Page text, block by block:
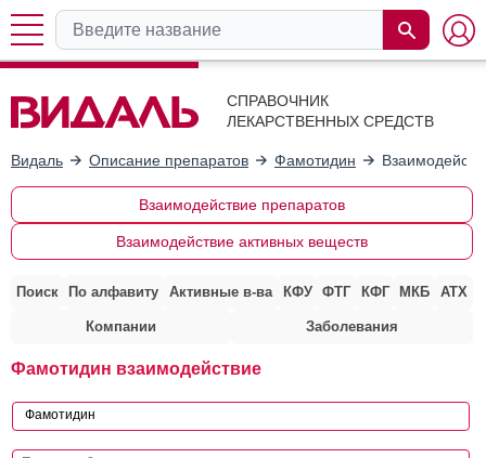
СПРАВОЧНИК
ЛЕКАРСТВЕННЫХ СРЕДСТВ
Видаль Описание препаратов Фамотидин
Взаимодействие препаратов
Взаимодействие активных веществ
Поиск По алфавиту Активные в-ва КФУ ФТГ КФГ МКБ АТХ
Компании Заболевания
Фамотидин взаимодействие